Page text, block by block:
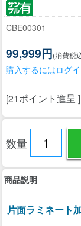
CBE00301
99,999円(消費税
購入するにはログ
[21ポイント進呈 ]
数量
商品説明
片面ラミネート